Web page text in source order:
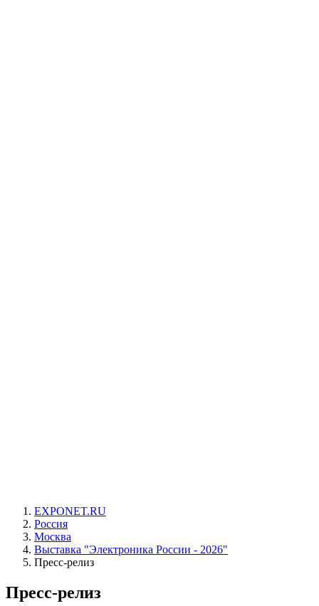
EXPONET.RU
Россия
Москва
Выставка "Электроника России - 2026"
Пресс-релиз
Пресс-релиз